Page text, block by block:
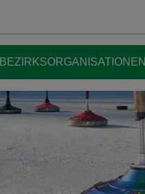
BEZIRKSORGANISATIONEN